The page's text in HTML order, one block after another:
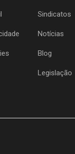
Sindicatos
Notícias
Blog
Legislação